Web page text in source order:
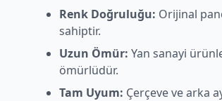
Renk Doğruluğu: Orijinal
sahiptir.
Uzun Ömür: Yan sanayi
ömürlüdür.
Tam Uyum: Çerçeve ve arka